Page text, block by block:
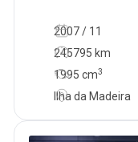
2007 / 11
245795 km
1995 cm3
Ilha da Madeira